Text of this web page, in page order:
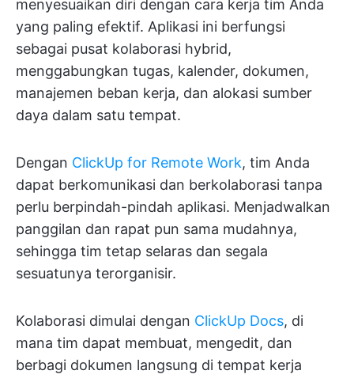
menyesuaikan diri dengan cara kerja tim Anda
yang paling efektif. Aplikasi ini berfungsi
sebagai pusat kolaborasi hybrid,
menggabungkan tugas, kalender, dokumen,
manajemen beban kerja, dan alokasi sumber
daya dalam satu tempat.
Dengan ClickUp for Remote Work, tim Anda
dapat berkomunikasi dan berkolaborasi tanpa
perlu berpindah-pindah aplikasi. Menjadwalkan
panggilan dan rapat pun sama mudahnya,
sehingga tim tetap selaras dan segala
sesuatunya terorganisir.
Kolaborasi dimulai dengan ClickUp Docs, di
mana tim dapat membuat, mengedit, dan
berbagi dokumen langsung di tempat kerja